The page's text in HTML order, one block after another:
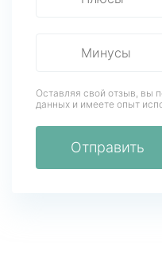
Оставляя свой отзыв, вы
данных и имеете опыт
Отправить